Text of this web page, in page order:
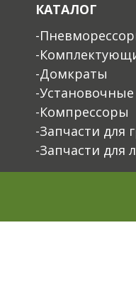
КАТАЛОГ
-
-
-Домкраты
-
-Компрессоры
-Запчасти для
-Запчасти для